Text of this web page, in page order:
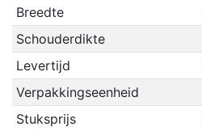
Breedte
Schouderdikte
Levertijd
Verpakkingseenheid
Stuksprijs